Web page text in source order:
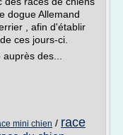
dogue Allemand
, afin d'établir
ces jours-ci.
des...
mini chien / race